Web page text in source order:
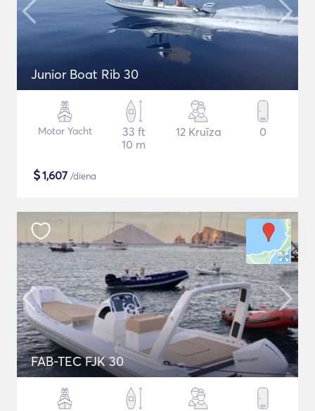
Junior Boat Rib 30
Motor Yacht
33 ft
10 m
12 Kruīza 0
$1,607 /diena
FAB-TEC FJK 30